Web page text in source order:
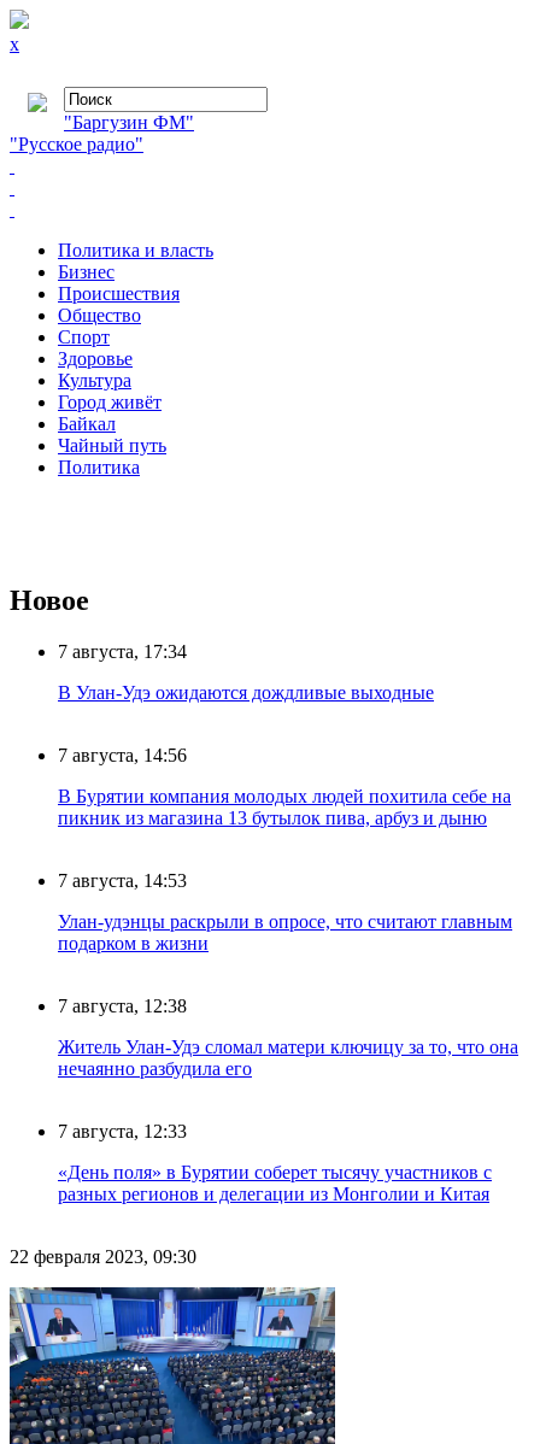
x
"Баргузин ФМ"
"Русское радио"
Политика и власть
Бизнес
Происшествия
Общество
Cпорт
Здоровье
Культура
Город живёт
Байкал
Чайный путь
Политика
Новое
7 августа, 17:34
В Улан-Удэ ожидаются дождливые выходные
7 августа, 14:56
В Бурятии компания молодых людей похитила себе на
пикник из магазина 13 бутылок пива, арбуз и дыню
7 августа, 14:53
Улан-удэнцы раскрыли в опросе, что считают главным
подарком в жизни
7 августа, 12:38
Житель Улан-Удэ сломал матери ключицу за то, что она
нечаянно разбудила его
7 августа, 12:33
«День поля» в Бурятии соберет тысячу участников с
разных регионов и делегации из Монголии и Китая
22 февраля 2023, 09:30